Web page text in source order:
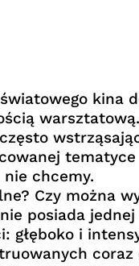
kina
chcemy.
Czy można
posiada jednej
głęboko i
coraz